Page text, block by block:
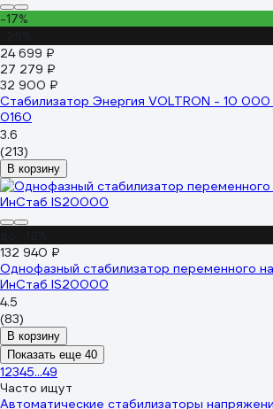
-17%
24 699 ₽
27 279 ₽
32 900 ₽
Стабилизатор Энергия VOLTRON - 10
0160
3.6
(213)
В корзину
132 940 ₽
Однофазный стабилизатор переменного
ИнСтаб IS20000
4.5
(83)
В корзину
Показать еще 40
12345...49
Часто ищут
Автоматические стабилизаторы